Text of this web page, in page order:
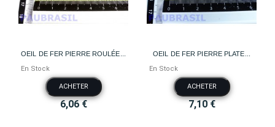
OEIL DE FER PIERRE ROULÉE...
En Stock
ACHETER
6,06 €
OEIL DE FER PIERRE PLATE...
En Stock
ACHETER
7,10 €